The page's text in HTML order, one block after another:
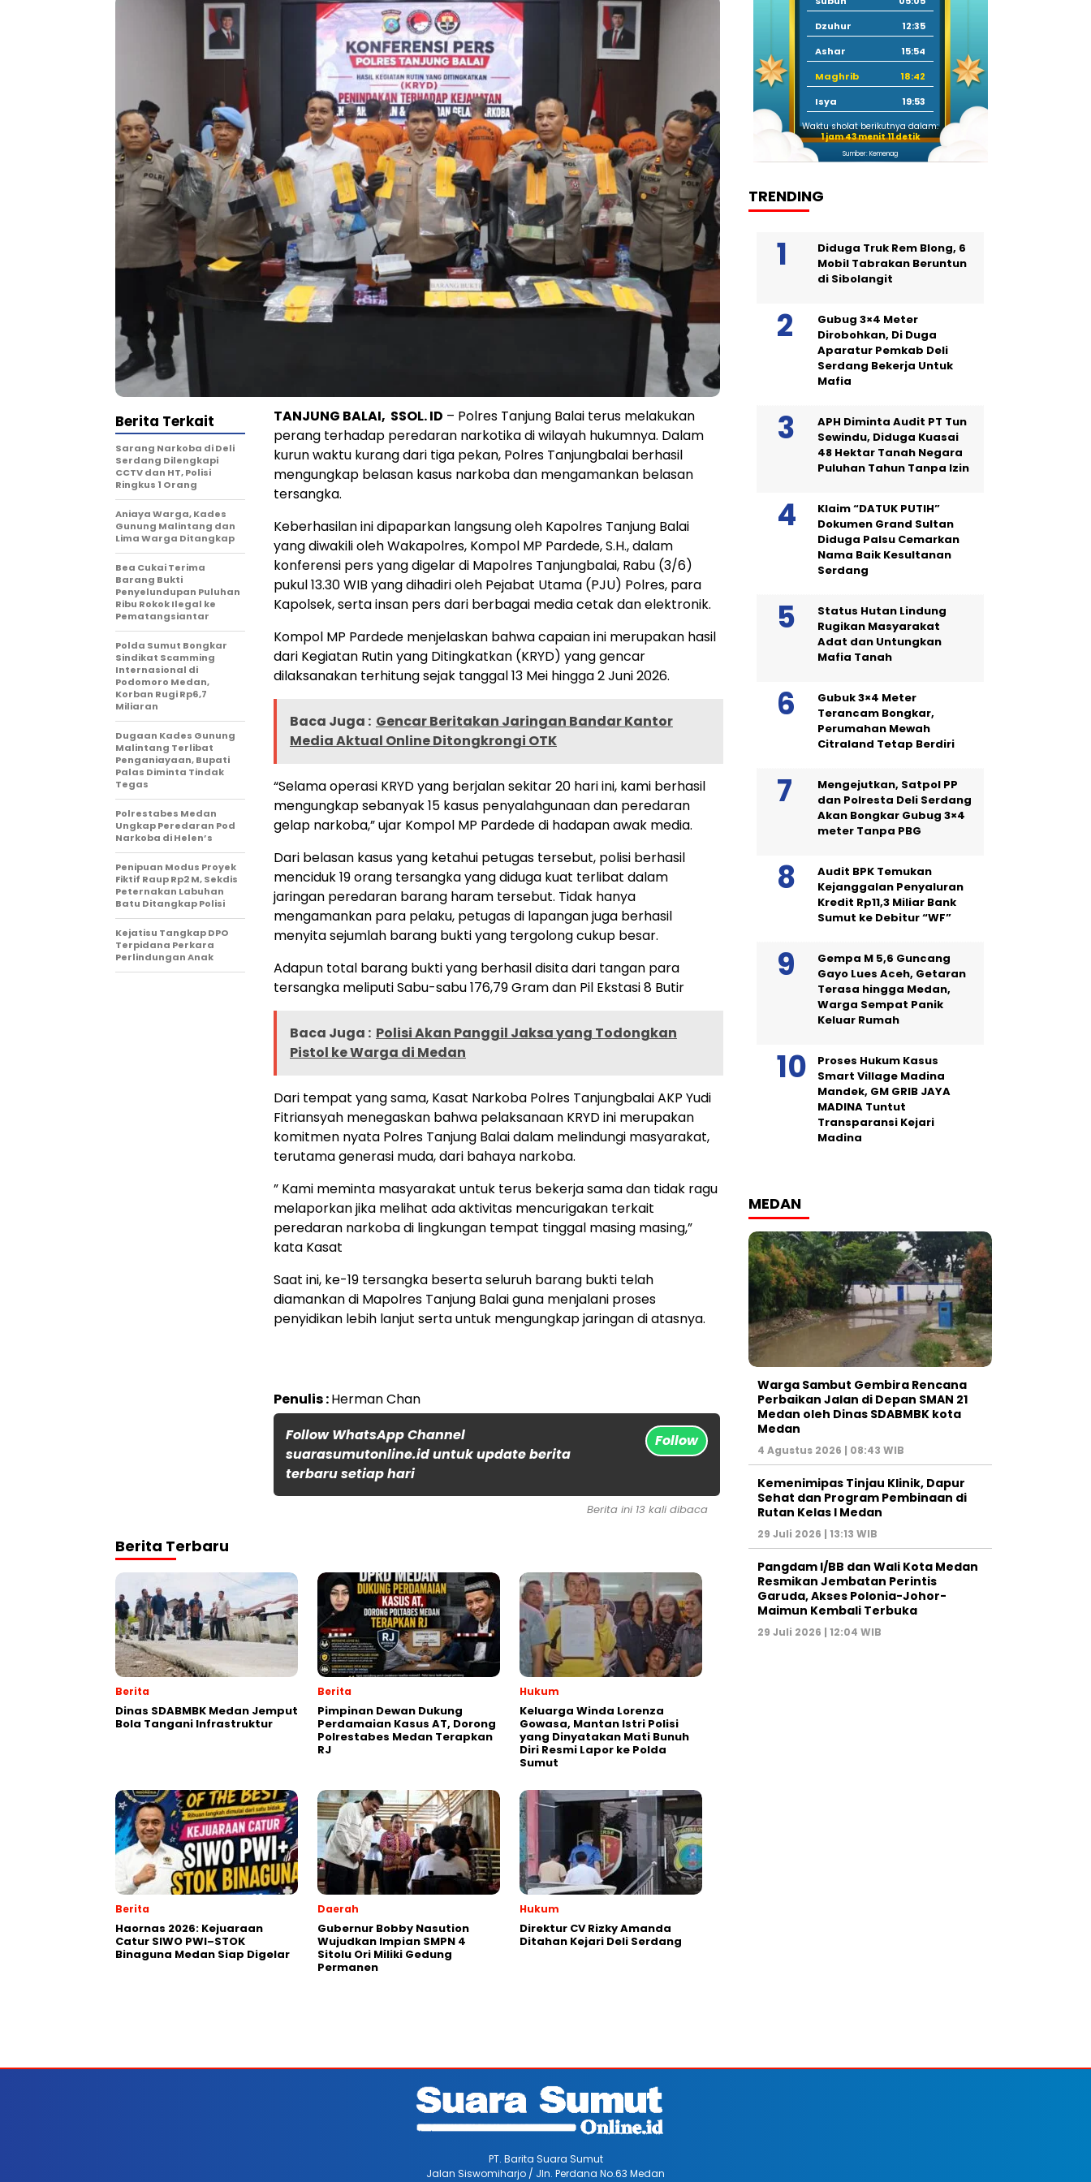
TANJUNG BALAI, SSOL. ID – Polres Tanjung Balai terus melakukan
perang terhadap peredaran narkotika di wilayah hukumnya. Dalam
kurun waktu kurang dari tiga pekan, Polres Tanjungbalai berhasil
mengungkap belasan kasus narkoba dan mengamankan belasan
tersangka.
Keberhasilan ini dipaparkan langsung oleh Kapolres Tanjung Balai
yang diwakili oleh Wakapolres, Kompol MP Pardede, S.H., dalam
konferensi pers yang digelar di Mapolres Tanjungbalai, Rabu (3/6)
pukul 13.30 WIB yang dihadiri oleh Pejabat Utama (PJU) Polres, para
Kapolsek, serta insan pers dari berbagai media cetak dan elektronik.
Kompol MP Pardede menjelaskan bahwa capaian ini merupakan hasil
dari Kegiatan Rutin yang Ditingkatkan (KRYD) yang gencar
dilaksanakan terhitung sejak tanggal 13 Mei hingga 2 Juni 2026.
Baca Juga : Gencar Beritakan Jaringan Bandar Kantor
Media Aktual Online Ditongkrongi OTK
“Selama operasi KRYD yang berjalan sekitar 20 hari ini, kami berhasil
mengungkap sebanyak 15 kasus penyalahgunaan dan peredaran
gelap narkoba,” ujar Kompol MP Pardede di hadapan awak media.
Dari belasan kasus yang ketahui petugas tersebut, polisi berhasil
menciduk 19 orang tersangka yang diduga kuat terlibat dalam
jaringan peredaran barang haram tersebut. Tidak hanya
mengamankan para pelaku, petugas di lapangan juga berhasil
menyita sejumlah barang bukti yang tergolong cukup besar.
Adapun total barang bukti yang berhasil disita dari tangan para
tersangka meliputi Sabu-sabu 176,79 Gram dan Pil Ekstasi 8 Butir
Baca Juga : Polisi Akan Panggil Jaksa yang Todongkan
Pistol ke Warga di Medan
Dari tempat yang sama, Kasat Narkoba Polres Tanjungbalai AKP Yudi
Fitriansyah menegaskan bahwa pelaksanaan KRYD ini merupakan
komitmen nyata Polres Tanjung Balai dalam melindungi masyarakat,
terutama generasi muda, dari bahaya narkoba.
” Kami meminta masyarakat untuk terus bekerja sama dan tidak ragu
melaporkan jika melihat ada aktivitas mencurigakan terkait
peredaran narkoba di lingkungan tempat tinggal masing masing,”
kata Kasat
Saat ini, ke-19 tersangka beserta seluruh barang bukti telah
diamankan di Mapolres Tanjung Balai guna menjalani proses
penyidikan lebih lanjut serta untuk mengungkap jaringan di atasnya.
Penulis :Herman Chan
Follow WhatsApp Channel
suarasumutonline.id untuk update berita
terbaru setiap hari
Follow
Berita Terkait
Sarang Narkoba di Deli
Serdang Dilengkapi
CCTV dan HT, Polisi
Ringkus 1 Orang
Aniaya Warga, Kades
Gunung Malintang dan
Lima Warga Ditangkap
Bea Cukai Terima
Barang Bukti
Penyelundupan Puluhan
Ribu Rokok Ilegal ke
Pematangsiantar
Polda Sumut Bongkar
Sindikat Scamming
Internasional di
Podomoro Medan,
Korban Rugi Rp6,7
Miliaran
Dugaan Kades Gunung
Malintang Terlibat
Penganiayaan, Bupati
Palas Diminta Tindak
Tegas
Polrestabes Medan
Ungkap Peredaran Pod
Narkoba di Helen’s
Penipuan Modus Proyek
Fiktif Raup Rp2 M, Sekdis
Peternakan Labuhan
Batu Ditangkap Polisi
Kejatisu Tangkap DPO
Terpidana Perkara
Perlindungan Anak
Berita ini 13 kali dibaca
Berita Terbaru
Berita
Dinas SDABMBK Medan Jemput
Bola Tangani Infrastruktur
Berita
Pimpinan Dewan Dukung
Perdamaian Kasus AT, Dorong
Polrestabes Medan Terapkan
RJ
Hukum
Keluarga Winda Lorenza
Gowasa, Mantan Istri Polisi
yang Dinyatakan Mati Bunuh
Diri Resmi Lapor ke Polda
Sumut
Berita
Haornas 2026: Kejuaraan
Catur SIWO PWI–STOK
Binaguna Medan Siap Digelar
Daerah
Gubernur Bobby Nasution
Wujudkan Impian SMPN 4
Sitolu Ori Miliki Gedung
Permanen
Hukum
Direktur CV Rizky Amanda
Ditahan Kejari Deli Serdang
Dzuhur
12:35
Ashar
15:54
Maghrib
18:42
Isya
19:53
Waktu sholat berikutnya dalam:
1 jam 43 menit 10 detik
Sumber: Kemenag
TRENDING
Diduga Truk Rem Blong, 6
Mobil Tabrakan Beruntun
di Sibolangit
Gubug 3×4 Meter
Dirobohkan, Di Duga
Aparatur Pemkab Deli
Serdang Bekerja Untuk
Mafia
APH Diminta Audit PT Tun
Sewindu, Diduga Kuasai
48 Hektar Tanah Negara
Puluhan Tahun Tanpa Izin
Klaim “DATUK PUTIH”
Dokumen Grand Sultan
Diduga Palsu Cemarkan
Nama Baik Kesultanan
Serdang
Status Hutan Lindung
Rugikan Masyarakat
Adat dan Untungkan
Mafia Tanah
Gubuk 3×4 Meter
Terancam Bongkar,
Perumahan Mewah
Citraland Tetap Berdiri
Mengejutkan, Satpol PP
dan Polresta Deli Serdang
Akan Bongkar Gubug 3×4
meter Tanpa PBG
Audit BPK Temukan
Kejanggalan Penyaluran
Kredit Rp11,3 Miliar Bank
Sumut ke Debitur “WF”
Gempa M 5,6 Guncang
Gayo Lues Aceh, Getaran
Terasa hingga Medan,
Warga Sempat Panik
Keluar Rumah
Proses Hukum Kasus
Smart Village Madina
Mandek, GM GRIB JAYA
MADINA Tuntut
Transparansi Kejari
Madina
MEDAN
Warga Sambut Gembira Rencana
Perbaikan Jalan di Depan SMAN 21
Medan oleh Dinas SDABMBK kota
Medan
4 Agustus 2026 | 08:43 WIB
Kemenimipas Tinjau Klinik, Dapur
Sehat dan Program Pembinaan di
Rutan Kelas I Medan
29 Juli 2026 | 13:13 WIB
Pangdam I/BB dan Wali Kota Medan
Resmikan Jembatan Perintis
Garuda, Akses Polonia-Johor-
Maimun Kembali Terbuka
29 Juli 2026 | 12:04 WIB
PT. Barita Suara Sumut
Jalan Siswomiharjo / Jln. Perdana No.63 Medan